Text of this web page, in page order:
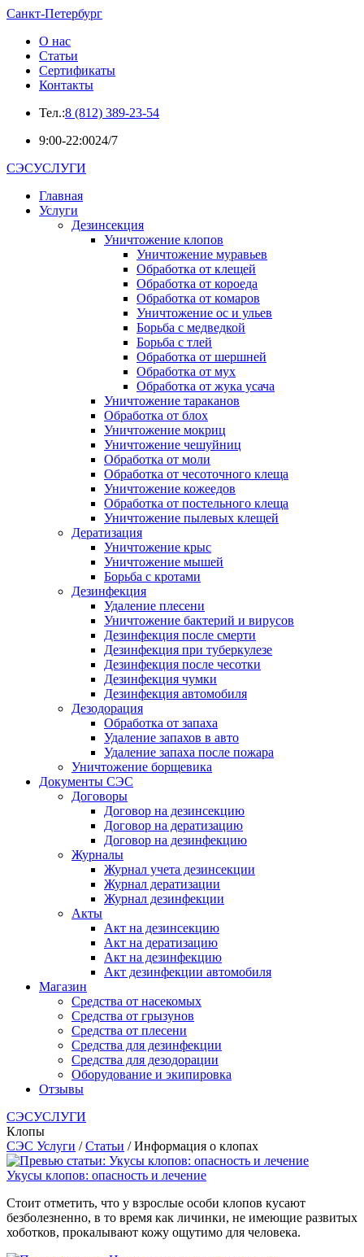
Санкт-Петербург
О нас
Статьи
Сертификаты
Контакты
Тел.:8 (812) 389-23-54
9:00-22:0024/7
СЭСУСЛУГИ
Главная
Услуги
Дезинсекция
Уничтожение клопов
Уничтожение муравьев
Обработка от клещей
Обработка от короеда
Обработка от комаров
Уничтожение ос и ульев
Борьба с медведкой
Борьба с тлей
Обработка от шершней
Обработка от мух
Обработка от жука усача
Уничтожение тараканов
Обработка от блох
Уничтожение мокриц
Уничтожение чешуйниц
Обработка от моли
Обработка от чесоточного клеща
Уничтожение кожеедов
Обработка от постельного клеща
Уничтожение пылевых клещей
Дератизация
Уничтожение крыс
Уничтожение мышей
Борьба с кротами
Дезинфекция
Удаление плесени
Уничтожение бактерий и вирусов
Дезинфекция после смерти
Дезинфекция при туберкулезе
Дезинфекция после чесотки
Дезинфекция чумки
Дезинфекция автомобиля
Дезодорация
Обработка от запаха
Удаление запахов в авто
Удаление запаха после пожара
Уничтожение борщевика
Документы СЭС
Договоры
Договор на дезинсекцию
Договор на дератизацию
Договор на дезинфекцию
Журналы
Журнал учета дезинсекции
Журнал дератизации
Журнал дезинфекции
Акты
Акт на дезинсекцию
Акт на дератизацию
Акт на дезинфекцию
Акт дезинфекции автомобиля
Магазин
Средства от насекомых
Средства от грызунов
Средства от плесени
Средства для дезинфекции
Средства для дезодорации
Оборудование и экипировка
Отзывы
СЭСУСЛУГИ
Клопы
СЭС Услуги /Статьи / Информация о клопах
Укусы клопов: опасность и лечение
Стоит отметить, что у взрослые особи клопов кусают
безболезненно, в то время как личинки, не имеющие развитых
хоботков, прокалывают кожу ощутимо для человека.